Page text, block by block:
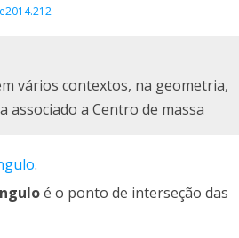
vários contextos, na geometria,
associado a Centro de massa
.
é o ponto de interseção das